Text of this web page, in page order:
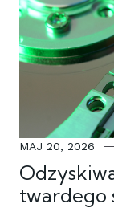
MAJ 20, 2026
twardego